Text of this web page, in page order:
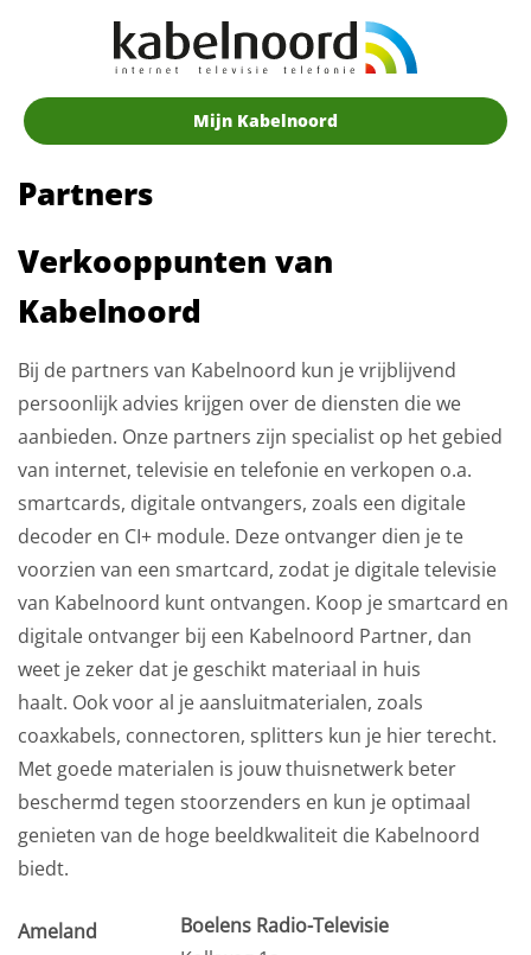
Mijn Kabelnoord
Partners
Verkooppunten van
Kabelnoord
Bij de partners van Kabelnoord kun je vrijblijvend
persoonlijk advies krijgen over de diensten die we
aanbieden. Onze partners zijn specialist op het gebied
van internet, televisie en telefonie en verkopen o.a.
smartcards, digitale ontvangers, zoals een digitale
decoder en CI+ module. Deze ontvanger dien je te
voorzien van een smartcard, zodat je digitale televisie
van Kabelnoord kunt ontvangen. Koop je smartcard en
digitale ontvanger bij een Kabelnoord Partner, dan
weet je zeker dat je geschikt materiaal in huis
haalt. Ook voor al je aansluitmaterialen, zoals
coaxkabels, connectoren, splitters kun je hier terecht.
Met goede materialen is jouw thuisnetwerk beter
beschermd tegen stoorzenders en kun je optimaal
genieten van de hoge beeldkwaliteit die Kabelnoord
biedt.
Ameland
Boelens Radio-Televisie